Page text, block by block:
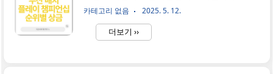
상금: 375,000달러형식: 7..
도 춘천의 라데나 컨트리클럽에서 펼쳐지며,
총상금 10억 원, 우승상금 2억 5천만 원이 걸린
빅 이벤트입니다. 경기 방식부터 두산 매치플
카테고리 없음 2025. 5. 12.
더보기 ››